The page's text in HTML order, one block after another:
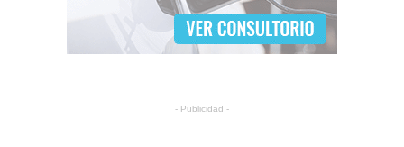
- Publicidad -